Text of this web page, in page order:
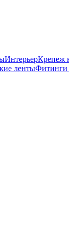
ИнтерьерКрепеж
лентыФитинги